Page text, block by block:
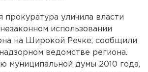
прокуратура уличила власти
использовании
на Широкой Речке, сообщили
ведомстве региона.
муниципальной думы 2010 года,